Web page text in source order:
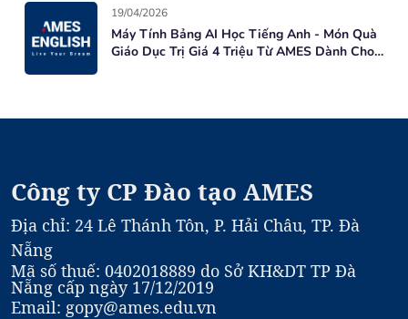
19/04/2026
Máy Tính Bảng AI Học Tiếng Anh - Món Quà
Giáo Dục Trị Giá 4 Triệu Từ AMES Dành Cho
Công ty CP Đào tạo AMES
Địa chỉ: 24 Lê Thánh Tôn, P. Hải Châu, TP. Đà
Nẵng
Mã số thuế: 0402018889 do Sở KH&DT TP Đà
Nẵng cấp ngày 17/12/2019
Email: gopy@ames.edu.vn